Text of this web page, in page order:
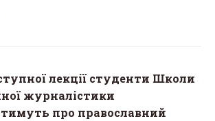
лекції студенти Школи
журналістики
про православний